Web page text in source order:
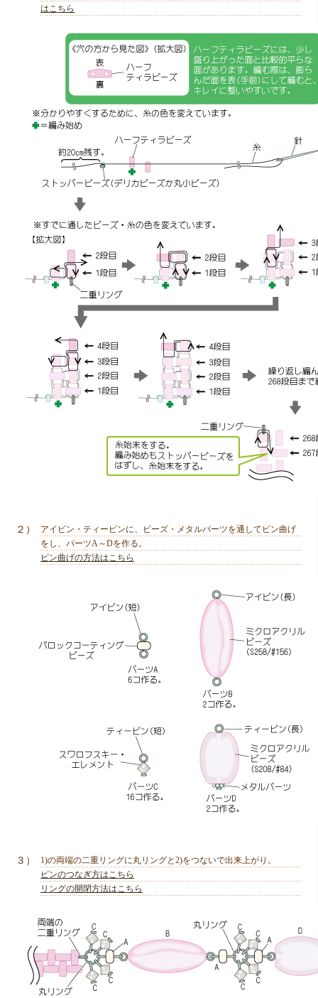
はこちら
２）
アイピン・ティーピンに、ビーズ・メタルパーツを通してピン曲げ
をし、パーツA～Dを作る。
ピン曲げの方法はこちら
３）
1)の両端の二重リングに丸リングと2)をつないで出来上がり。
ピンのつなぎ方はこちら
リングの開閉方法はこちら